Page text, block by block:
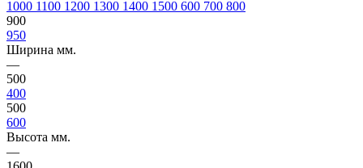
1000 1100 1200 1300 1400 1500 600 700 800
900
950
Ширина мм.
—
500
400
500
600
Высота мм.
—